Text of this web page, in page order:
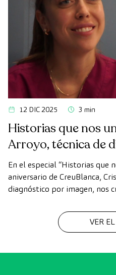
12 DIC 2025 3 min
Historias que nos
Arroyo, técnica de
imagen
En el especial “Historias que
aniversario de CreuBlanca,
diagnóstico por imagen, nos
que hace posible cada
VER